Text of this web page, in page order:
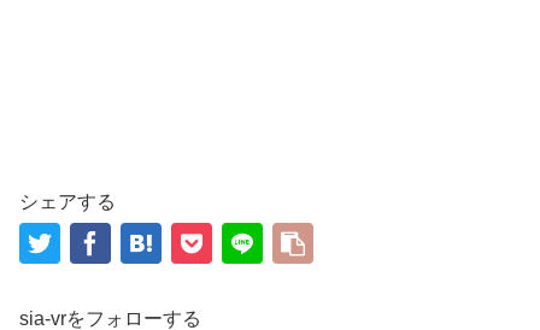
シェアする
sia-vrをフォローする